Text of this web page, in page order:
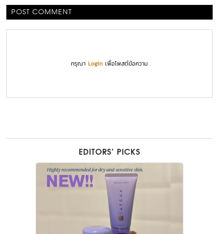
POST COMMENT
กรุณาLogin เพื่อโพสต์ข้อความ
EDITORS’ PICKS